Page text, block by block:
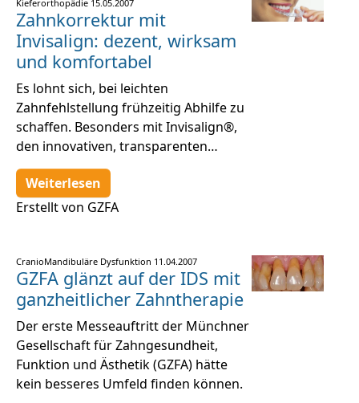
Kieferorthopädie 15.05.2007
Zahnkorrektur mit
Invisalign: dezent, wirksam
und komfortabel
Es lohnt sich, bei leichten
Zahnfehlstellung frühzeitig Abhilfe zu
schaffen. Besonders mit Invisalign®,
den innovativen, transparenten…
Weiterlesen
Erstellt von GZFA
CranioMandibuläre Dysfunktion 11.04.2007
GZFA glänzt auf der IDS mit
ganzheitlicher Zahntherapie
Der erste Messeauftritt der Münchner
Gesellschaft für Zahngesundheit,
Funktion und Ästhetik (GZFA) hätte
kein besseres Umfeld finden können.